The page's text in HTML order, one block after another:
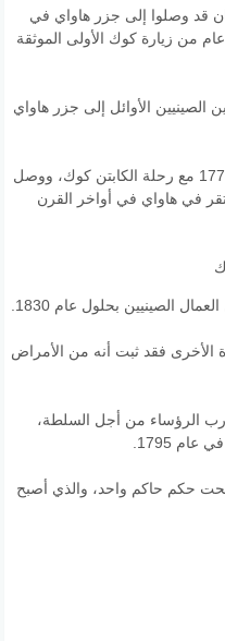
قد وصلوا إلى جزر هاواي في
من زيارة كوك الأولى الموثقة
الصينيين الأوائل إلى جزر هاواي
وقد وصل عدد قليل من البحارة في عام 1778 مع رحلة الكابتن كوك، ووصل
أمريكي استقر في هاواي في أواخر القرن
الصينيين بحلول عام 1830.
الأخرى فقد ثبت أنه من الأمراض
الرؤساء من أجل السلطة،
1795.
تحت حكم حاكم واحد، والذي أصبح